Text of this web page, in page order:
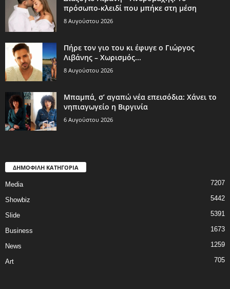
πρόσωπο-κλειδί που μπήκε στη μέση
8 Αυγούστου 2026
Πήρε τον γιο του κι έφυγε ο Γιώργος
Λιβάνης – Χωρισμός...
8 Αυγούστου 2026
Μπαμπά, σ’ αγαπώ νέα επεισόδια: Χάνει το
νηπιαγωγείο η Βιργινία
6 Αυγούστου 2026
ΔΗΜΟΦΙΛΗ ΚΑΤΗΓΟΡΙΑ
Media 7207
Showbiz 5442
Slide 5391
Business 1673
News 1259
Art 705